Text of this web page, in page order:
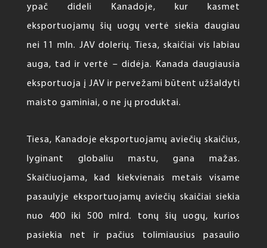
ypač dideli Kanadoje, kur kasmet
eksportuojamų šių uogų vertė siekia daugiau
nei 11 mln. JAV dolerių. Tiesa, skaičiai vis labiau
auga, tad ir vertė – didėja. Kanada daugiausia
eksportuoja į JAV ir pervežami būtent užšaldyti
maisto gaminiai, o ne jų produktai.
Tiesa, Kanadoje eksportuojamų aviečių skaičius,
lyginant globaliu mastu, gana mažas.
Skaičiuojama, kad kiekvienais metais visame
pasaulyje eksportuojamų aviečių skaičiai siekia
nuo 400 iki 500 mlrd. tonų šių uogų, kurios
pasiekia net ir pačius tolimiausius pasaulio